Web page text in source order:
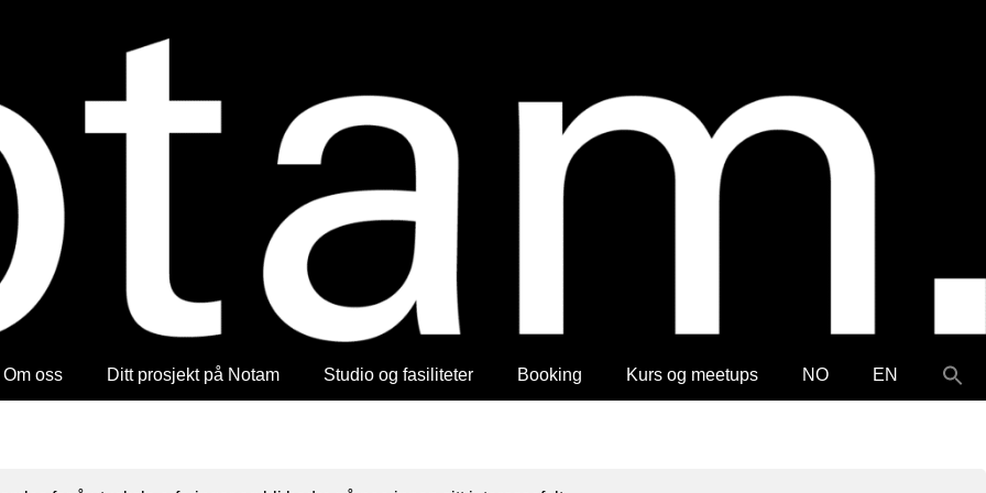
Om oss Ditt prosjekt på Notam Studio og fasiliteter Booking Kurs og meetups NO EN